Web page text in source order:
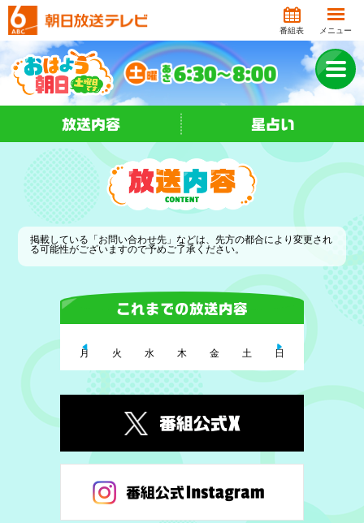
番組表 メニュー
放送内容 星占い
掲載している「お問い合わせ先」などは、先方の都合により変更され
る可能性がございますので予めご了承ください。
これまでの放送内容
月 火 水 木 金 土 日